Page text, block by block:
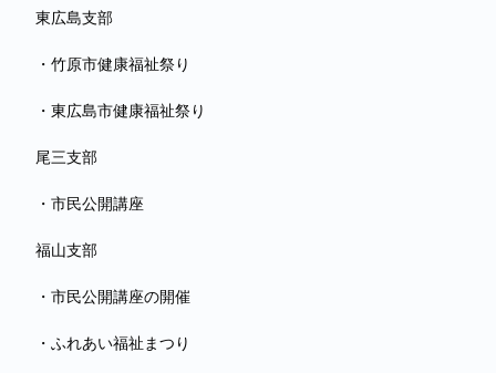
東広島支部
・竹原市健康福祉祭り
・東広島市健康福祉祭り
尾三支部
・市民公開講座
福山支部
・市民公開講座の開催
・ふれあい福祉まつり